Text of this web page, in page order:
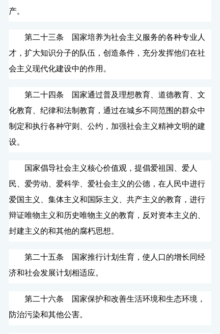
产。
第二十三条 国家培养为社会主义服务的各种专业人
才，扩大知识分子的队伍，创造条件，充分发挥他们在社
会主义现代化建设中的作用。
第二十四条 国家通过普及理想教育、道德教育、文
化教育、纪律和法制教育，通过在城乡不同范围的群众中
制定和执行各种守则、公约，加强社会主义精神文明的建
设。
国家倡导社会主义核心价值观，提倡爱祖国、爱人
民、爱劳动、爱科学、爱社会主义的公德，在人民中进行
爱国主义、集体主义和国际主义、共产主义的教育，进行
辩证唯物主义和历史唯物主义的教育，反对资本主义的、
封建主义的和其他的腐朽思想。
第二十五条 国家推行计划生育，使人口的增长同经
济和社会发展计划相适应。
第二十六条 国家保护和改善生活环境和生态环境，
防治污染和其他公害。